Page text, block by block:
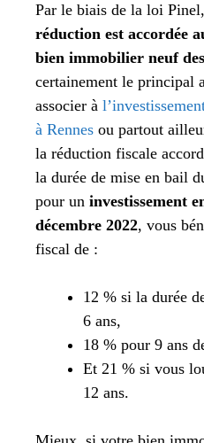
Par le biais de la loi
réduction est accordée
bien immobilier neuf
certainement le principal
associer à
à Rennes ou partout
la réduction fiscale
la durée de mise en bail
pour un investissement
décembre 2022, vous
fiscal de :
12 % si la durée
6 ans,
18 % pour 9 ans
Et 21 % si vous
12 ans.